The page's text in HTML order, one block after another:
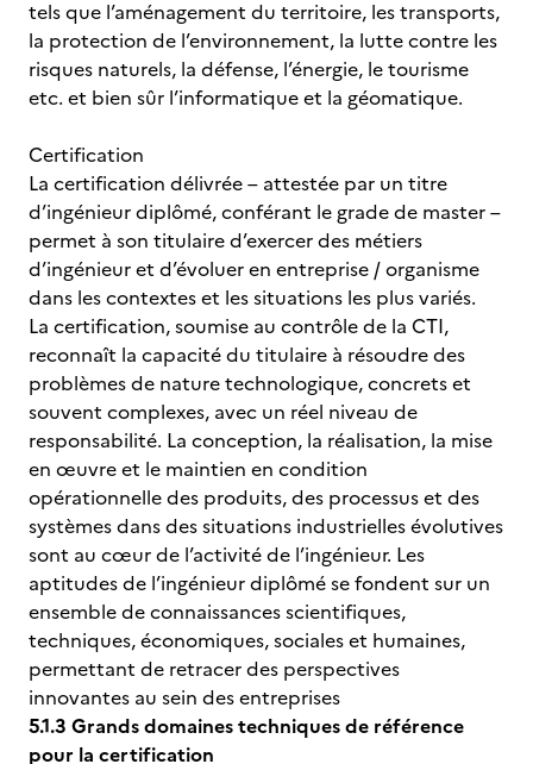
tels que l’aménagement du territoire, les transports,
la protection de l’environnement, la lutte contre les
risques naturels, la défense, l’énergie, le tourisme
etc. et bien sûr l’informatique et la géomatique.
Certification
La certification délivrée – attestée par un titre
d’ingénieur diplômé, conférant le grade de master –
permet à son titulaire d’exercer des métiers
d’ingénieur et d’évoluer en entreprise / organisme
dans les contextes et les situations les plus variés.
La certification, soumise au contrôle de la CTI,
reconnaît la capacité du titulaire à résoudre des
problèmes de nature technologique, concrets et
souvent complexes, avec un réel niveau de
responsabilité. La conception, la réalisation, la mise
en œuvre et le maintien en condition
opérationnelle des produits, des processus et des
systèmes dans des situations industrielles évolutives
sont au cœur de l’activité de l’ingénieur. Les
aptitudes de l’ingénieur diplômé se fondent sur un
ensemble de connaissances scientifiques,
techniques, économiques, sociales et humaines,
permettant de retracer des perspectives
innovantes au sein des entreprises
5.1.3 Grands domaines techniques de référence
pour la certification